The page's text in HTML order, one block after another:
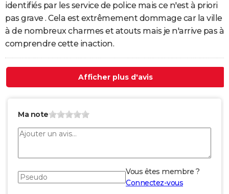
identifiés par les service de police mais ce n'est à priori
pas grave . Cela est extrêmement dommage car la ville
à de nombreux charmes et atouts mais je n'arrive pas à
comprendre cette inaction.
Afficher plus d'avis
Ma note
Vous êtes membre ?
Connectez-vous